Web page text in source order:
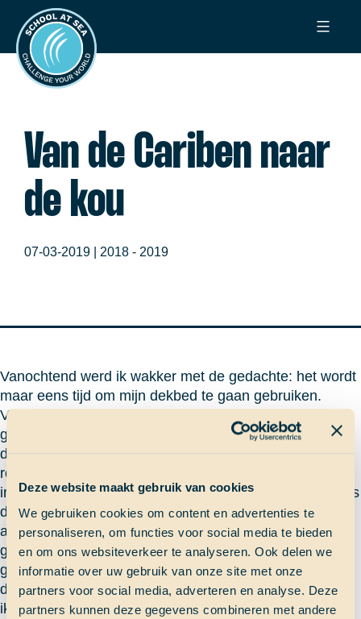
Deze website maakt gebruik van cookies
We gebruiken cookies om content en advertenties te
personaliseren, om functies voor social media te bieden
en om ons websiteverkeer te analyseren. Ook delen we
informatie over uw gebruik van onze site met onze
partners voor social media, adverteren en analyse. Deze
partners kunnen deze gegevens combineren met andere
naar
inhoud
School
at
Sea
Van de Cariben naar
de kou
07-03-2019 | 2018 - 2019
Vanochtend werd ik wakker met de gedachte: het wordt
maar eens tijd om mijn dekbed te gaan gebruiken.
Vanwege de kou had ik namelijk niet heel erg fijn
geslapen. Bij het ontbijt zag ik dat ik niet de enige was
die al last had van de kou. Iedereen liep namelijk weer
rond in truien en thermokleding. Het weer was gewoon
in twee dagen van tropisch naar koud gegaan. Ondanks
de kou en het nogal wiebelende schip lukte het mij en
anderen wel om goed aan school te werken. In het
gebied waar we nu zitten en er is geen WIFI, dus ook
geen sailmail L! Misschien komt dat wel doordat we in
de Bermudadriehoek zitten… Die avond na school was
ik erg moe, dus besloot ik vroeg naar bed te gaan, mét